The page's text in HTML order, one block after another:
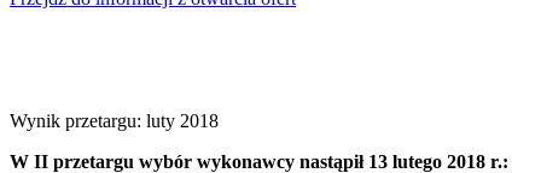
Wynik przetargu: luty 2018
W II przetargu wybór wykonawcy nastąpił 13 lutego 2018 r.: